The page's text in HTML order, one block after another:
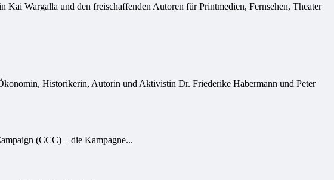
Wargalla und den freischaffenden Autoren für Printmedien, Fernsehen, Theater
Historikerin, Autorin und Aktivistin Dr. Friederike Habermann und Peter
(CCC) – die Kampagne...